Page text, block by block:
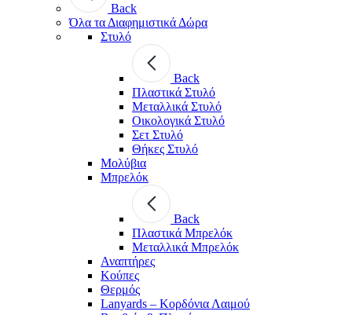
Back
Όλα τα Διαφημιστικά Δώρα
Στυλό
Back
Πλαστικά Στυλό
Μεταλλικά Στυλό
Οικολογικά Στυλό
Σετ Στυλό
Θήκες Στυλό
Μολύβια
Μπρελόκ
Back
Πλαστικά Μπρελόκ
Μεταλλικά Μπρελόκ
Αναπτήρες
Κούπες
Θερμός
Lanyards – Kορδόνια Λαιμού